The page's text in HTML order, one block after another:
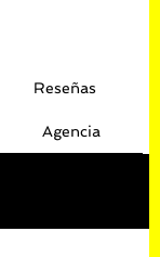
Reseñas
Agencia